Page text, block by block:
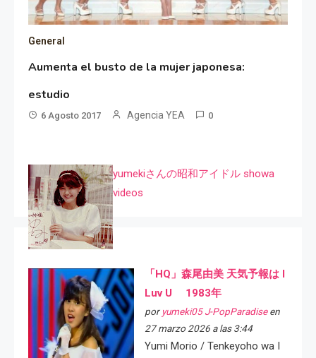
General
Aumenta el busto de la mujer japonesa:
estudio
6 Agosto 2017 Agencia YEA 0
yumekiさんの昭和アイドル showa
videos
「HQ」森尾由美 天気予報は I
Luv U 1983年
por yumeki05 J-PopParadiseen
27 marzo 2026 a las 3:44
Yumi Morio / Tenkeyoho wa I